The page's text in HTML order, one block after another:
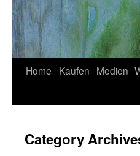
Home Kaufen Medien
Category